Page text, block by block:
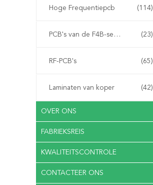
Hoge Frequentiepcb (114)
PCB's van de F4B-serie (23)
RF-PCB's (65)
Laminaten van koper (42)
OVER ONS
FABRIEKSREIS
KWALITEITSCONTROLE
CONTACTEER ONS